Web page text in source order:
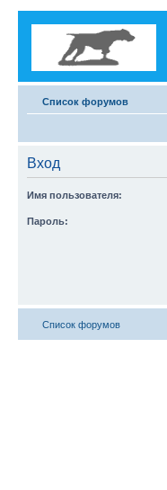
Список форумов
Вход
Имя пользователя:
Пароль:
Список форумов